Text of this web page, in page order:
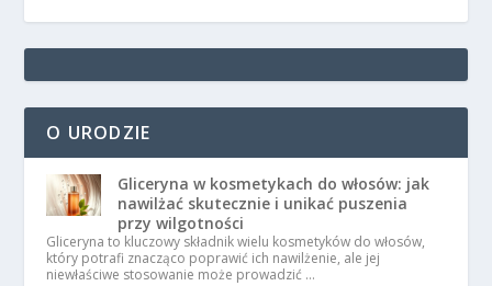
O URODZIE
Gliceryna w kosmetykach do włosów: jak
nawilżać skutecznie i unikać puszenia
przy wilgotności
Gliceryna to kluczowy składnik wielu kosmetyków do włosów,
który potrafi znacząco poprawić ich nawilżenie, ale jej
niewłaściwe stosowanie może prowadzić …